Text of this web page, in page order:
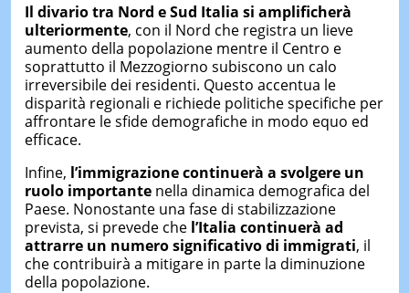
Il divario tra Nord e Sud Italia si amplificherà
ulteriormente, con il Nord che registra un lieve
aumento della popolazione mentre il Centro e
soprattutto il Mezzogiorno subiscono un calo
irreversibile dei residenti. Questo accentua le
disparità regionali e richiede politiche specifiche per
affrontare le sfide demografiche in modo equo ed
efficace.
Infine, l’immigrazione continuerà a svolgere un
ruolo importantenella dinamica demografica del
Paese. Nonostante una fase di stabilizzazione
prevista, si prevede che l’Italia continuerà ad
attrarre un numero significativo di immigrati, il
che contribuirà a mitigare in parte la diminuzione
della popolazione.